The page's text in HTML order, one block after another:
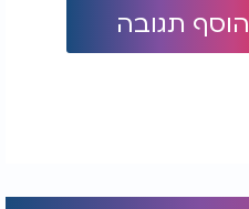
הוסף תגובה